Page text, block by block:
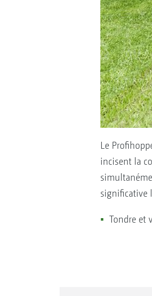
Le
incisent la
significative
Tondre et